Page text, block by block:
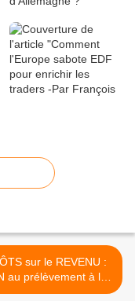
sur le REVENU :
au prélèvement à la
source ! >